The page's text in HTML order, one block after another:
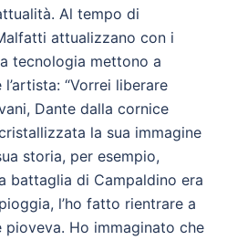
Al tempo di
attualizzano con i
tecnologia mettono a
“Vorrei liberare
Dante dalla cornice
la sua immagine
storia, per esempio,
battaglia di Campaldino era
l’ho fatto rientrare a
pioveva. Ho immaginato che